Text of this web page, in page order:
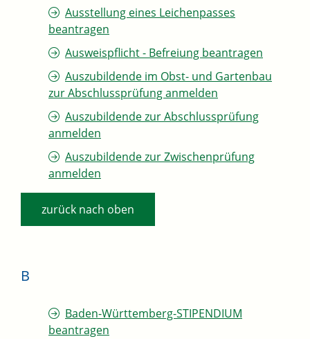
Ausstellung eines Leichenpasses
beantragen
Ausweispflicht - Befreiung beantragen
Auszubildende im Obst- und Gartenbau
zur Abschlussprüfung anmelden
Auszubildende zur Abschlussprüfung
anmelden
Auszubildende zur Zwischenprüfung
anmelden
zurück nach oben
B
Baden-Württemberg-STIPENDIUM
beantragen